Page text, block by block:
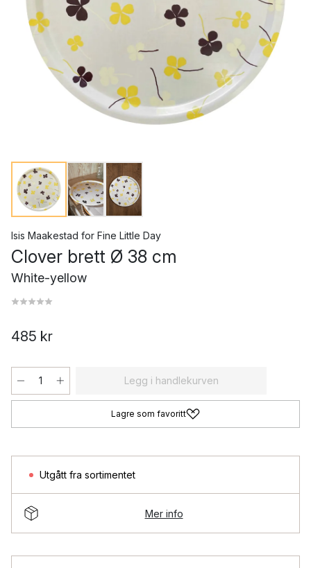
Isis Maakestad for Fine Little Day
Clover brett Ø 38 cm
White-yellow
485 kr
Legg i handlekurven
Lagre som favoritt
Utgått fra sortimentet
Mer info